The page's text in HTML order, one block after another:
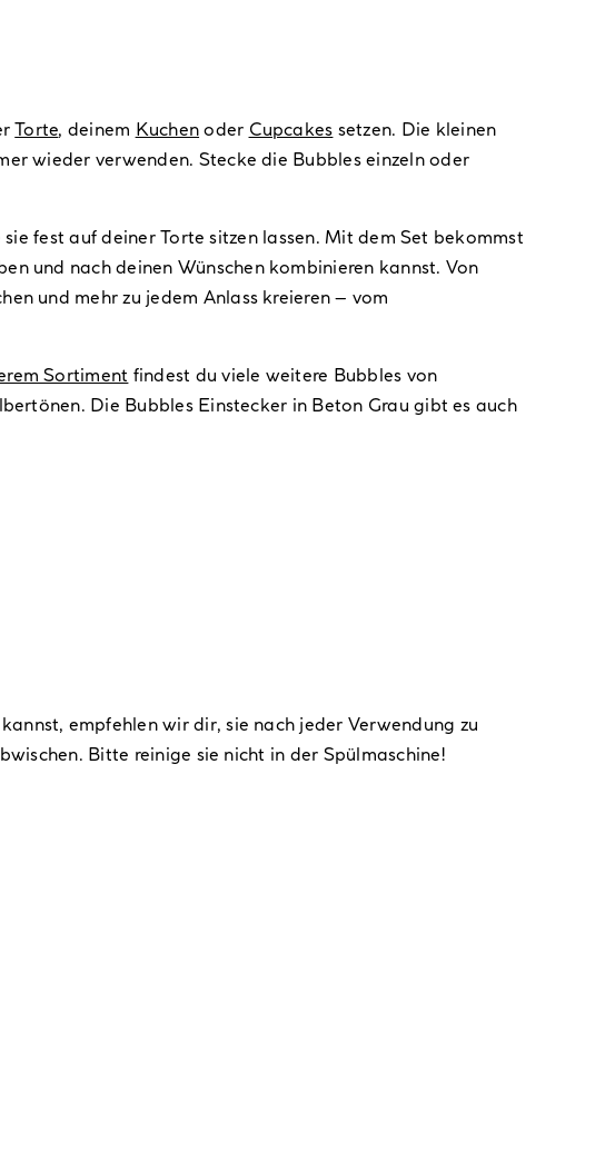
Torte, deinem Kuchen oder Cupcakes setzen. Die kleinen
wieder verwenden. Stecke die Bubbles einzeln oder
fest auf deiner Torte sitzen lassen. Mit dem Set bekommst
und nach deinen Wünschen kombinieren kannst. Von
und mehr zu jedem Anlass kreieren – vom
Sortiment findest du viele weitere Bubbles von
Die Bubbles Einstecker in Beton Grau gibt es auch
empfehlen wir dir, sie nach jeder Verwendung zu
Bitte reinige sie nicht in der Spülmaschine!